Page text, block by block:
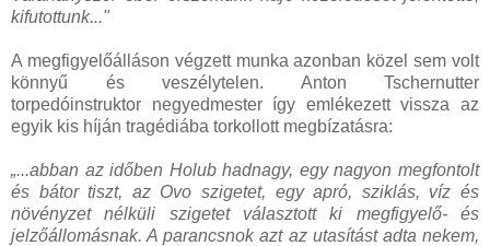
kifutottunk..."
A megfigyelőálláson végzett munka azonban közel sem volt
könnyű és veszélytelen. Anton Tschernutter
torpedóinstruktor negyedmester így emlékezett vissza az
egyik kis híján tragédiába torkollott megbízatásra:
„...abban az időben Holub hadnagy, egy nagyon megfontolt
és bátor tiszt, az Ovo szigetet, egy apró, sziklás, víz és
növényzet nélküli szigetet választott ki megfigyelő- és
jelzőállomásnak. A parancsnok azt az utasítást adta nekem,